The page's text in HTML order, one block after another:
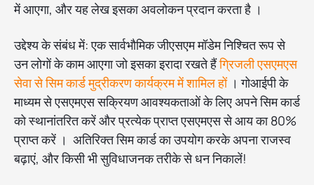
में आएगा, और यह लेख इसका अवलोकन प्रदान करता है ।
उद्देश्य के संबंध में: एक सार्वभौमिक जीएसएम मॉडेम निश्चित रूप से
उन लोगों के काम आएगा जो इसका इरादा रखते हैंग्रिजली एसएमएस
सेवा से सिम कार्ड मुद्रीकरण कार्यक्रम में शामिल हों। गोआईपी के
माध्यम से एसएमएस सक्रियण आवश्यकताओं के लिए अपने सिम कार्ड
को स्थानांतरित करें और प्रत्येक प्राप्त एसएमएस से आय का 80%
प्राप्त करें । अतिरिक्त सिम कार्ड का उपयोग करके अपना राजस्व
बढ़ाएं, और किसी भी सुविधाजनक तरीके से धन निकालें!